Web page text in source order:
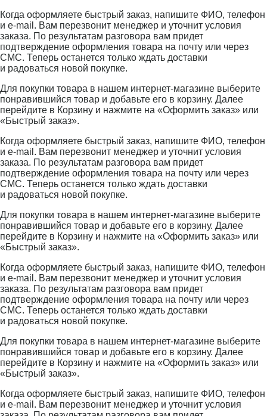
Когда оформляете быстрый заказ, напишите ФИО, телефон
и e-mail. Вам перезвонит менеджер и уточнит условия
заказа. По результатам разговора вам придет
подтверждение оформления товара на почту или через
СМС. Теперь останется только ждать доставки
и радоваться новой покупке.
Для покупки товара в нашем интернет-магазине выберите
понравившийся товар и добавьте его в корзину. Далее
перейдите в Корзину и нажмите на «Оформить заказ» или
«Быстрый заказ».
Когда оформляете быстрый заказ, напишите ФИО, телефон
и e-mail. Вам перезвонит менеджер и уточнит условия
заказа. По результатам разговора вам придет
подтверждение оформления товара на почту или через
СМС. Теперь останется только ждать доставки
и радоваться новой покупке.
Для покупки товара в нашем интернет-магазине выберите
понравившийся товар и добавьте его в корзину. Далее
перейдите в Корзину и нажмите на «Оформить заказ» или
«Быстрый заказ».
Когда оформляете быстрый заказ, напишите ФИО, телефон
и e-mail. Вам перезвонит менеджер и уточнит условия
заказа. По результатам разговора вам придет
подтверждение оформления товара на почту или через
СМС. Теперь останется только ждать доставки
и радоваться новой покупке.
Для покупки товара в нашем интернет-магазине выберите
понравившийся товар и добавьте его в корзину. Далее
перейдите в Корзину и нажмите на «Оформить заказ» или
«Быстрый заказ».
Когда оформляете быстрый заказ, напишите ФИО, телефон
и e-mail. Вам перезвонит менеджер и уточнит условия